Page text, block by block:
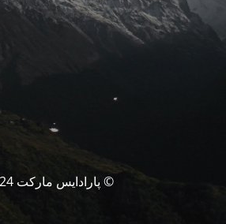
© پارادایس مارکت 2024